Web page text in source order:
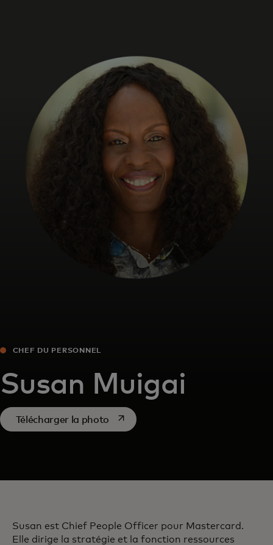
Pour les professionnels
Pour le monde
Pour les innovateurs
Actualités et tendances
CHEF DU PERSONNEL
Susan Muigai
Télécharger la photo s’ouvre dans un nouvel onglet
Susan est Chief People Officer pour Mastercard.
Elle dirige la stratégie et la fonction ressources